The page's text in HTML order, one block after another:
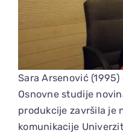
Sara Arsenović
Osnovne studije
produkcije završila je
komunikacije